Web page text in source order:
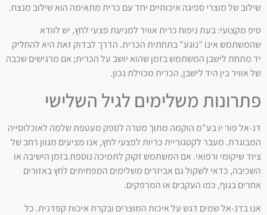
שילוב של מוצרי ספיגה איכותיים יחד עם כרית מתאימה הוא שילוב מנצח.
טיפ מקצועי: בעת ניפוח כרית אוויר למניעת פצעי לחץ, יש לוודא
שהמשתמש אינו "נוגע" בתחתית הכרית. הדרך לבדוק זאת היא להחליק
יד מתחת לישבן המשתמש בזמן שהוא יושב על הכרית; אם מרגישים שכבה
של אוויר בין היד לישבן, הכרית מכוילת נכון.
פתרונות משלימים לגיל השלישי
דנ-אל פור יו בע"מ הוקמה מתוך מטרה לספק מעטפת שלמה לאוכלוסייה
המבוגרת. מעבר לקטגוריית כריות לפצעי לחץ, אנו מציעים מגוון רחב של
ציוד שיקומי ורפואי. אם המשתמש זקוק לתמיכה נוספת בזמן הישיבה או
השכיבה, כדאי לשקול גם אביזרים משלימים המפחיתים לחץ באזורים
אחרים בגוף, כמו העקבים או המרפקים.
אנו בדנ-אל שמים דגש על איכות המוצרים ובקרת איכות קפדנית. כל